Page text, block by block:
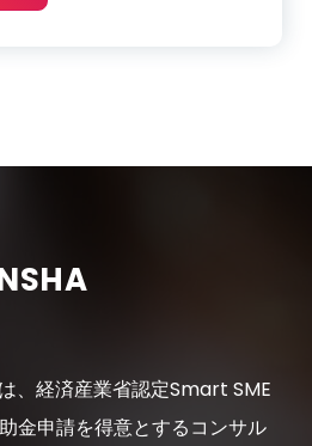
、経済産業省認定Smart SME
金申請を得意とするコンサル